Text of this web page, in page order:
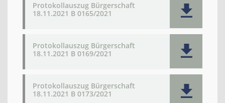
Protokollauszug Bürgerschaft
18.11.2021 B 0165/2021
Protokollauszug Bürgerschaft
18.11.2021 B 0169/2021
Protokollauszug Bürgerschaft
18.11.2021 B 0173/2021